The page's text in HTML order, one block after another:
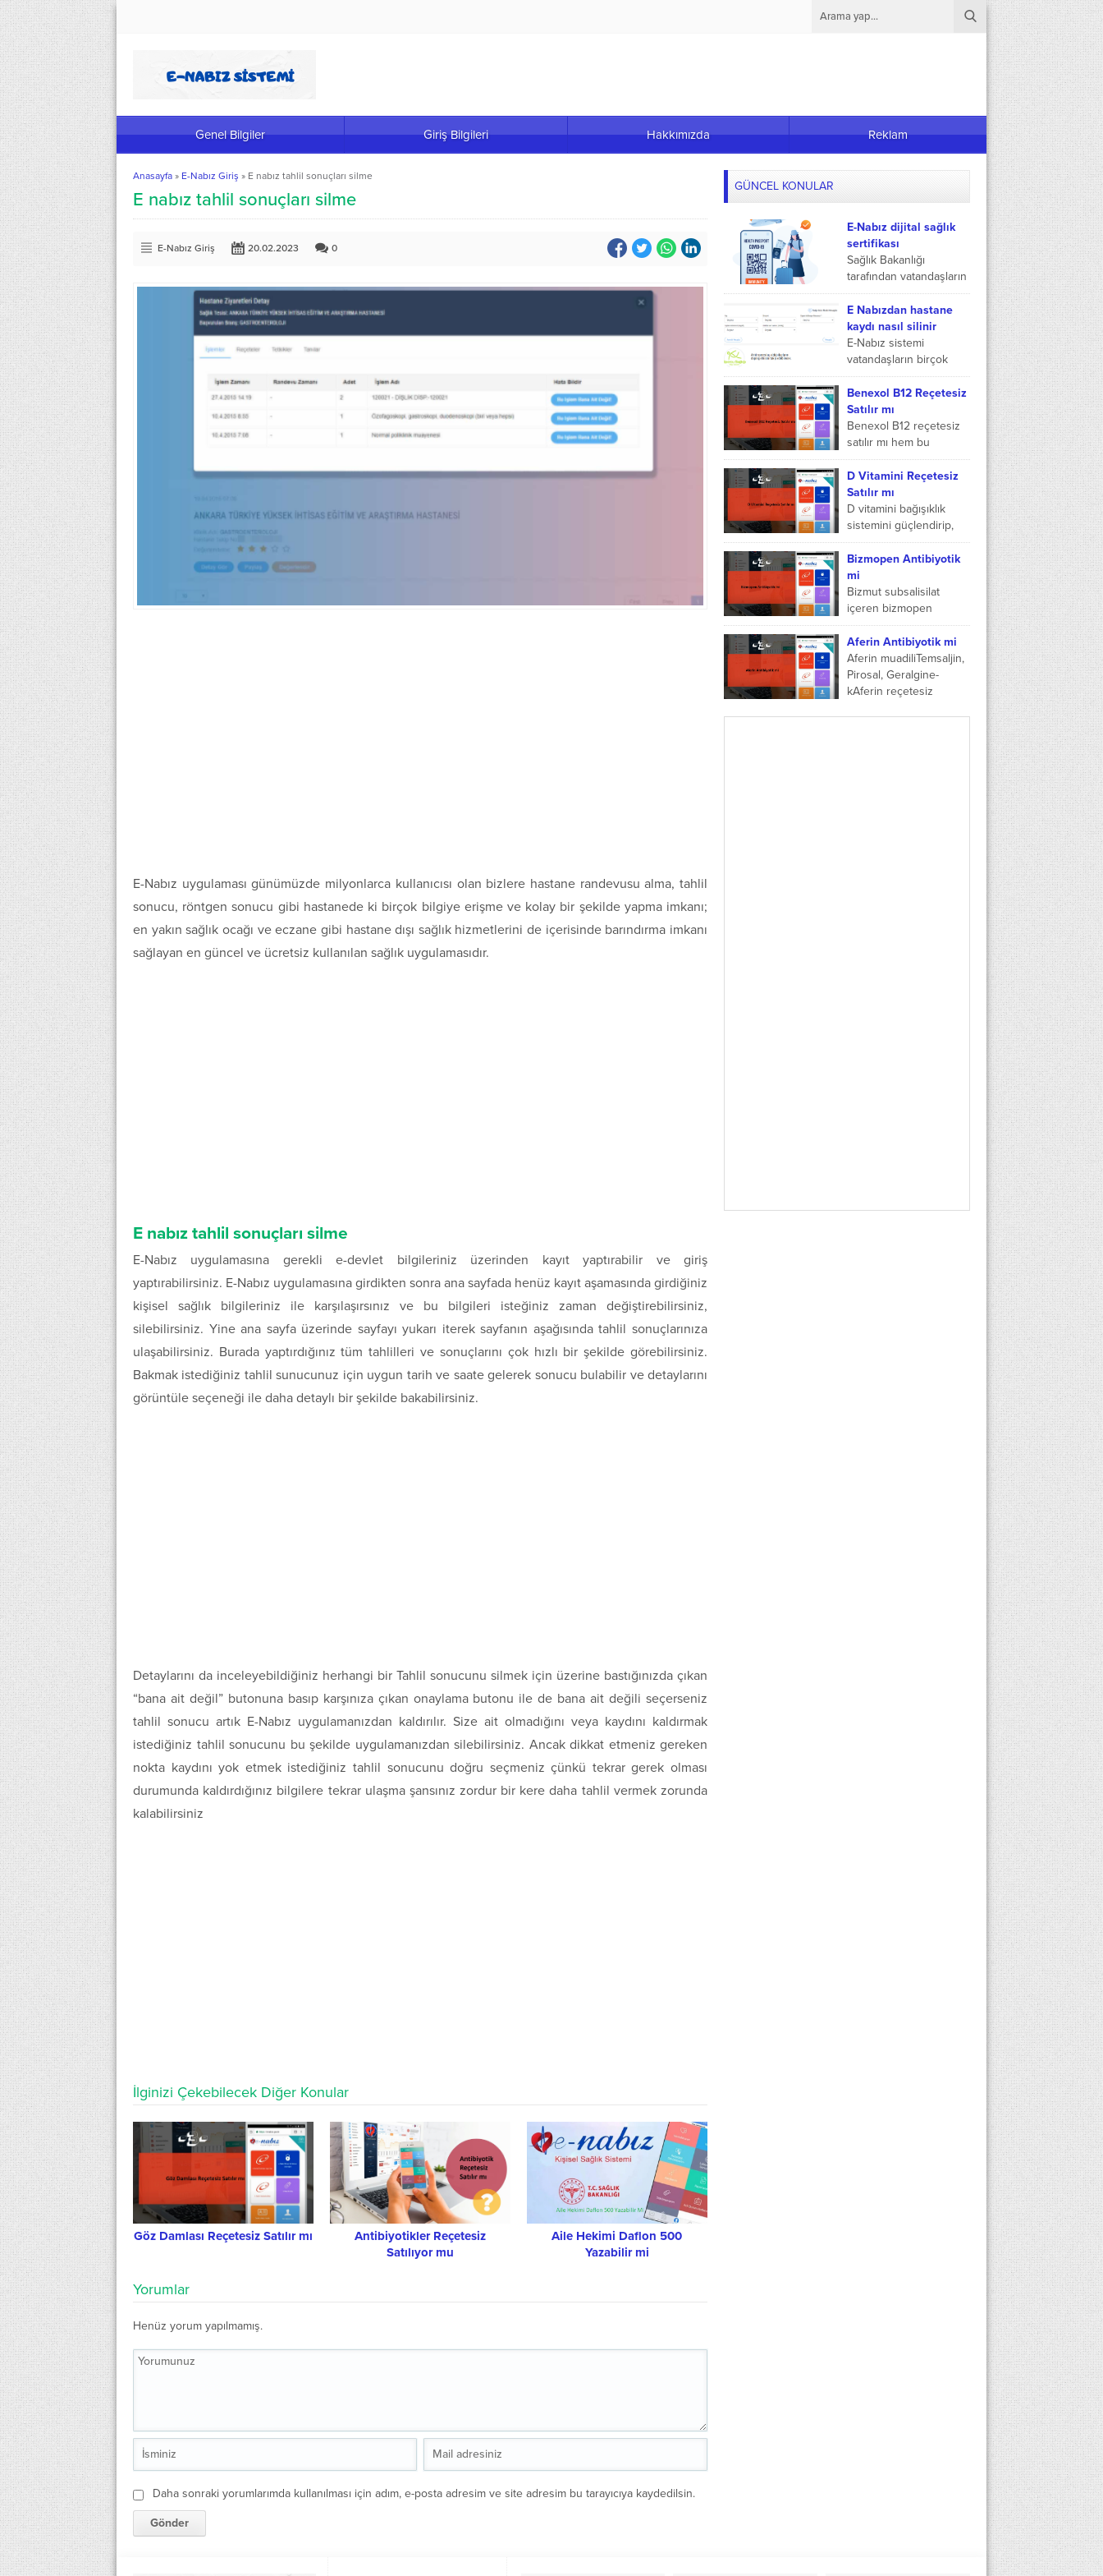
Genel Bilgiler Giriş Bilgileri Hakkımızda Reklam
Anasayfa » E-Nabız Giriş » E nabız tahlil sonuçları silme
E nabız tahlil sonuçları silme
E-Nabız Giriş 20.02.2023 0
E-Nabız uygulaması günümüzde milyonlarca kullanıcısı olan bizlere hastane randevusu alma, tahlil
sonucu, röntgen sonucu gibi hastanede ki birçok bilgiye erişme ve kolay bir şekilde yapma imkanı;
en yakın sağlık ocağı ve eczane gibi hastane dışı sağlık hizmetlerini de içerisinde barındırma imkanı
sağlayan en güncel ve ücretsiz kullanılan sağlık uygulamasıdır.
E nabız tahlil sonuçları silme
E-Nabız uygulamasına gerekli e-devlet bilgileriniz üzerinden kayıt yaptırabilir ve giriş
yaptırabilirsiniz. E-Nabız uygulamasına girdikten sonra ana sayfada henüz kayıt aşamasında girdiğiniz
kişisel sağlık bilgileriniz ile karşılaşırsınız ve bu bilgileri isteğiniz zaman değiştirebilirsiniz,
silebilirsiniz. Yine ana sayfa üzerinde sayfayı yukarı iterek sayfanın aşağısında tahlil sonuçlarınıza
ulaşabilirsiniz. Burada yaptırdığınız tüm tahlilleri ve sonuçlarını çok hızlı bir şekilde görebilirsiniz.
Bakmak istediğiniz tahlil sunucunuz için uygun tarih ve saate gelerek sonucu bulabilir ve detaylarını
görüntüle seçeneği ile daha detaylı bir şekilde bakabilirsiniz.
Detaylarını da inceleyebildiğiniz herhangi bir Tahlil sonucunu silmek için üzerine bastığınızda çıkan
“bana ait değil” butonuna basıp karşınıza çıkan onaylama butonu ile de bana ait değili seçerseniz
tahlil sonucu artık E-Nabız uygulamanızdan kaldırılır. Size ait olmadığını veya kaydını kaldırmak
istediğiniz tahlil sonucunu bu şekilde uygulamanızdan silebilirsiniz. Ancak dikkat etmeniz gereken
nokta kaydını yok etmek istediğiniz tahlil sonucunu doğru seçmeniz çünkü tekrar gerek olması
durumunda kaldırdığınız bilgilere tekrar ulaşma şansınız zordur bir kere daha tahlil vermek zorunda
kalabilirsiniz
İlginizi Çekebilecek Diğer Konular
Göz Damlası Reçetesiz Satılır mı
Antibiyotikler Reçetesiz
Satılıyor mu
Aile Hekimi Daflon 500
Yazabilir mi
Yorumlar
Henüz yorum yapılmamış.
Daha sonraki yorumlarımda kullanılması için adım, e-posta adresim ve site adresim bu tarayıcıya kaydedilsin.
GÜNCEL KONULAR
E-Nabız dijital sağlık
sertifikası
Sağlık Bakanlığı
tarafından vatandaşların
hizmetine sunulan ve
çok kompleks bir yapıya
sahip olup tüm sağlık
verilerine anlık olarak
ulaşılmasını sağlayan...
E Nabızdan hastane
kaydı nasıl silinir
E-Nabız sistemi
vatandaşların birçok
hizmetini kolay bir
şekilde yapmasına
olanak tanıyor. E-Nabız
hakkında merak ettiğiniz
hastane kaydı nasıl
yapıldığını anlatmaya...
Benexol B12 Reçetesiz
Satılır mı
Benexol B12 reçetesiz
satılır mı hem bu
konuyu inceleyeceğiz
hem de benexol B12
hakkında bu
içeriğimizde bilgi
vereceğiz. Benexol
B12...
D Vitamini Reçetesiz
Satılır mı
D vitamini bağışıklık
sistemini güçlendirip,
kasta oluşan zayıflıklara,
yorgunluğa,
depresyonlu ruh haline
ve aynı zamanda kemik
ağrılarına iyi geldiği
için...
Bizmopen Antibiyotik
mi
Bizmut subsalisilat
içeren bizmopen
kullanma talimatna
uyularak içilmesi
gereken bir ilaç türüdür.
Bizmopen antibiyotik mi
diye bakıldığında
Aferin Antibiyotik mi
Aferin muadiliTemsaljin,
Pirosal, Geralgine-
kAferin reçetesiz
numarası8699570090058Aferin